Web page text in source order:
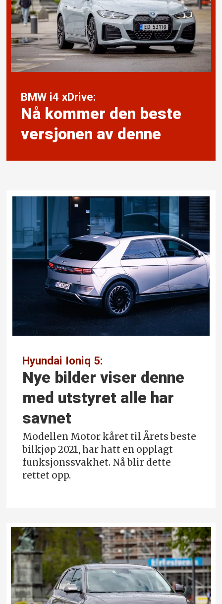
BMW i4 xDrive:
Nå kommer den beste
versjonen av denne
Hyundai Ioniq 5:
Nye bilder viser denne
med utstyret alle har
savnet
Modellen Motor kåret til Årets beste
bilkjøp 2021, har hatt en opplagt
funksjonssvakhet. Nå blir dette
rettet opp.